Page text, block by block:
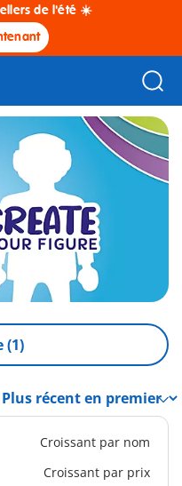
de l'été ☀️
(1)
Croissant par nom
Croissant par prix
NOUVEAU XS